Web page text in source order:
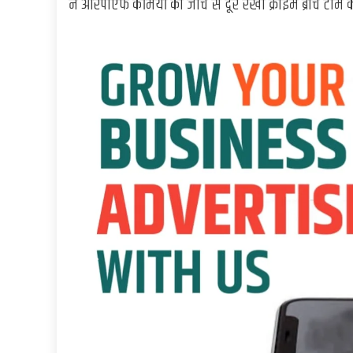
ने आरपीएफ कर्मियों को जांच से दूर रखा क्राइम ब्रांच